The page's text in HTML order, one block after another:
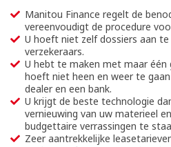
Manitou Finance regelt de
vereenvoudigt de procedure
U hoeft niet zelf dossiers aan
verzekeraars.
U hebt te maken met maar één
hoeft niet heen en weer te
dealer en een bank.
U krijgt de beste technologie
vernieuwing van uw materieel
budgettaire verrassingen te
Zeer aantrekkelijke